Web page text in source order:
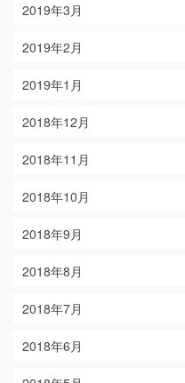
2019年3月
2019年2月
2019年1月
2018年12月
2018年11月
2018年10月
2018年9月
2018年8月
2018年7月
2018年6月